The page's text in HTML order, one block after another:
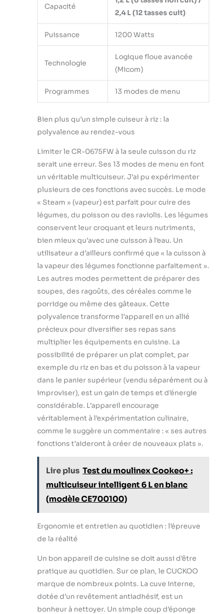
Capacité
2,4 L (12 tasses cuit)
Puissance 1200 Watts
Technologie
Logique floue avancée
(Micom)
Programmes 13 modes de menu
Bien plus qu’un simple cuiseur à riz : la
polyvalence au rendez-vous
Limiter le CR-0675FW à la seule cuisson du riz
serait une erreur. Ses 13 modes de menu en font
un véritable multicuiseur. J’ai pu expérimenter
plusieurs de ces fonctions avec succès. Le mode
« Steam » (vapeur) est parfait pour cuire des
légumes, du poisson ou des raviolis. Les légumes
conservent leur croquant et leurs nutriments,
bien mieux qu’avec une cuisson à l’eau. Un
utilisateur a d’ailleurs confirmé que « la cuisson à
la vapeur des légumes fonctionne parfaitement ».
Les autres modes permettent de préparer des
soupes, des ragoûts, des céréales comme le
porridge ou même des gâteaux. Cette
polyvalence transforme l’appareil en un allié
précieux pour diversifier ses repas sans
multiplier les équipements en cuisine. La
possibilité de préparer un plat complet, par
exemple du riz en bas et du poisson à la vapeur
dans le panier supérieur (vendu séparément ou à
improviser), est un gain de temps et d’énergie
considérable. L’appareil encourage
véritablement à l’expérimentation culinaire,
comme le suggère un commentaire : « ses autres
fonctions t’aideront à créer de nouveaux plats ».
Lire plus Test du moulinex Cookeo+ :
multicuiseur intelligent 6 L en blanc
(modèle CE700100)
Ergonomie et entretien au quotidien : l’épreuve
de la réalité
Un bon appareil de cuisine se doit aussi d’être
pratique au quotidien. Sur ce plan, le CUCKOO
marque de nombreux points. La cuve interne,
dotée d’un revêtement antiadhésif, est un
bonheur à nettoyer. Un simple coup d’éponge